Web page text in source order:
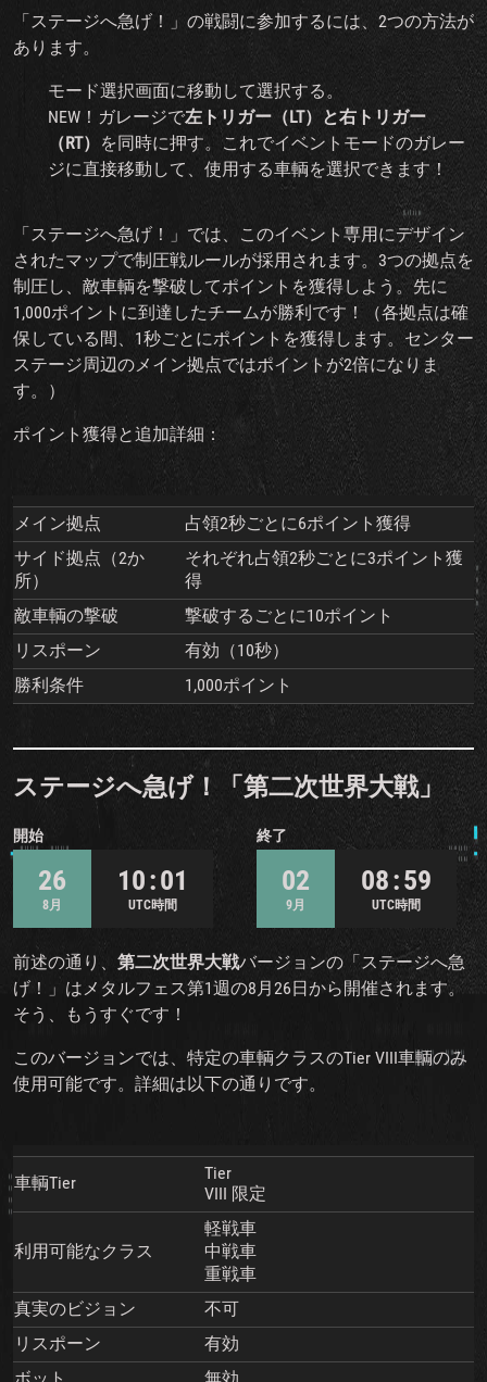
「ステージへ急げ！」の戦闘に参加するには、2つの方法が
あります。
モード選択画面に移動して選択する。
NEW！ガレージで左トリガー（LT）と右トリガー
（RT） を同時に押す。これでイベントモードのガレー
ジに直接移動して、使用する車輌を選択できます！
「ステージへ急げ！」では、このイベント専用にデザイン
されたマップで制圧戦ルールが採用されます。3つの拠点を
制圧し、敵車輌を撃破してポイントを獲得しよう。先に
1,000ポイントに到達したチームが勝利です！（各拠点は確
保している間、1秒ごとにポイントを獲得します。センター
ステージ周辺のメイン拠点ではポイントが2倍になりま
す。）
ポイント獲得と追加詳細：
メイン拠点
占領2秒ごとに6ポイント獲得
サイド拠点（2か
所）
それぞれ占領2秒ごとに3ポイント獲
得
敵車輌の撃破
撃破するごとに10ポイント
リスポーン
有効（10秒）
勝利条件
1,000ポイント
ステージへ急げ！「第二次世界大戦」
開始
26
8月
10 : 01
UTC時間
終了
02
9月
08 : 59
UTC時間
前述の通り、 第二次世界大戦バージョンの「ステージへ急
げ！」はメタルフェス第1週の8月26日から開催されます。
そう、もうすぐです！
このバージョンでは、特定の車輌クラスのTier VIII車輌のみ
使用可能です。詳細は以下の通りです。
車輌Tier
Tier
VIII 限定
利用可能なクラス
軽戦車
中戦車
重戦車
真実のビジョン
不可
リスポーン
有効